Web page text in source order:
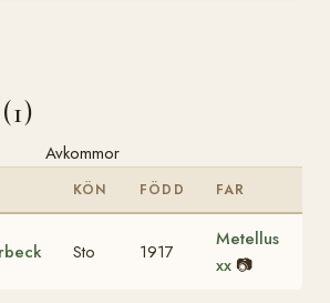
Avkommor
KÖN FÖDD FAR
Sto 1917
Metellus
xx 📷